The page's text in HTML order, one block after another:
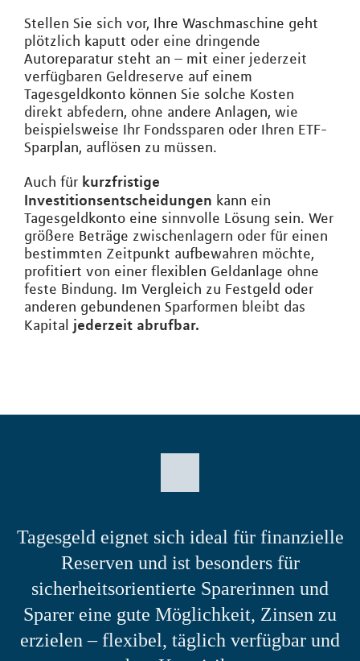
Stellen Sie sich vor, Ihre Waschmaschine geht
plötzlich kaputt oder eine dringende
Autoreparatur steht an – mit einer jederzeit
verfügbaren Geldreserve auf einem
Tagesgeldkonto können Sie solche Kosten
direkt abfedern, ohne andere Anlagen, wie
beispielsweise Ihr Fondssparen oder Ihren ETF-
Sparplan, auflösen zu müssen.
Auch für kurzfristige
Investitionsentscheidungen kann ein
Tagesgeldkonto eine sinnvolle Lösung sein. Wer
größere Beträge zwischenlagern oder für einen
bestimmten Zeitpunkt aufbewahren möchte,
profitiert von einer flexiblen Geldanlage ohne
feste Bindung. Im Vergleich zu Festgeld oder
anderen gebundenen Sparformen bleibt das
Kapital jederzeit abrufbar.
Tagesgeld eignet sich ideal für finanzielle
Reserven und ist besonders für
sicherheitsorientierte Sparerinnen und
Sparer eine gute Möglichkeit, Zinsen zu
erzielen – flexibel, täglich verfügbar und